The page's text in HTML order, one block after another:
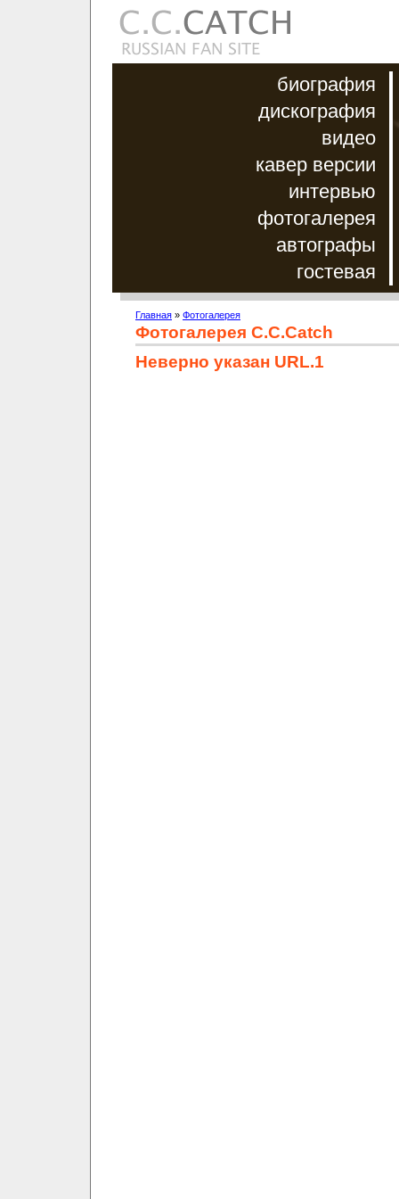
биография
дискография
видео
кавер версии
интервью
фотогалерея
автографы
гостевая
Главная » Фотогалерея
Фотогалерея C.C.Catch
Неверно указан URL.1